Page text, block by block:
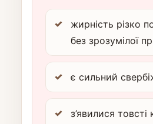
жирність різко
без зрозумілої
є сильний
з’явилися товсті